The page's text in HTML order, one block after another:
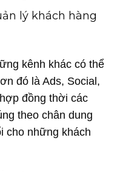
lý khách hàng
kênh khác có thể
đó là Ads, Social,
đồng thời các
theo chân dung
cho những khách